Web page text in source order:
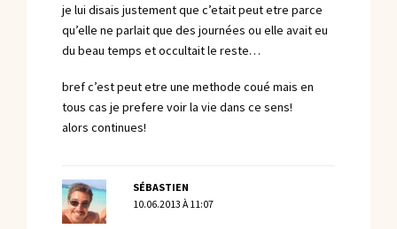
je lui disais justement que c’etait peut etre parce
qu’elle ne parlait que des journées ou elle avait eu
du beau temps et occultait le reste…
bref c’est peut etre une methode coué mais en
tous cas je prefere voir la vie dans ce sens!
alors continues!
SÉBASTIEN
10.06.2013 À 11:07